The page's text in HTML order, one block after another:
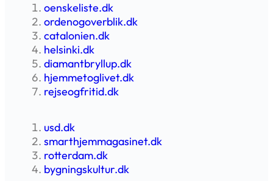
oenskeliste.dk
ordenogoverblik.dk
catalonien.dk
helsinki.dk
diamantbryllup.dk
hjemmetoglivet.dk
rejseogfritid.dk
usd.dk
smarthjemmagasinet.dk
rotterdam.dk
bygningskultur.dk